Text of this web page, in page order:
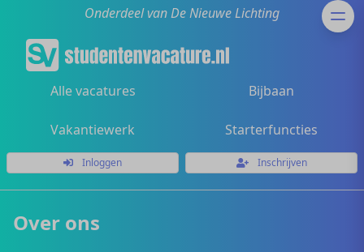
Onderdeel van De Nieuwe Lichting
Alle vacatures Bijbaan
Vakantiewerk Starterfuncties
Inloggen Inschrijven
Over ons